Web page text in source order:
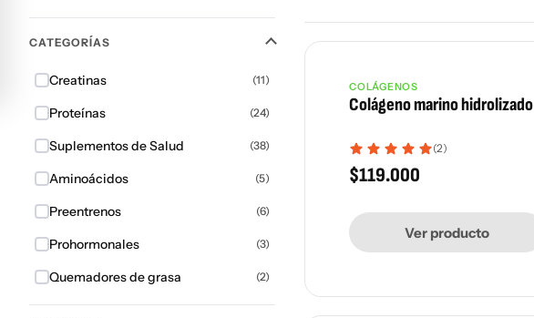
CATEGORÍAS
Creatinas (11)
Proteínas (24)
Suplementos de Salud (38)
Aminoácidos (5)
Preentrenos (6)
Prohormonales (3)
Quemadores de grasa (2)
Agotado
Próximamente
COLÁGENOS
Colágeno marino hidrolizado
(2)
$119.000
Ver producto